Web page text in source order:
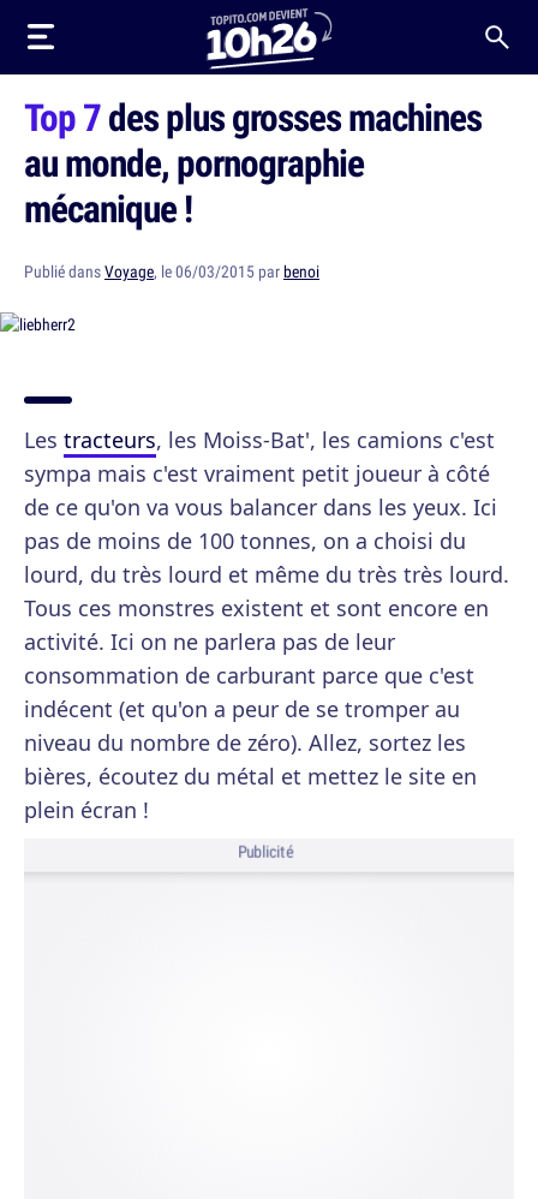
Top 7des plus grosses machines
au monde, pornographie
mécanique !
Publié dansVoyage, le 06/03/2015 parbenoi
Les tracteurs, les Moiss-Bat', les camions c'est
sympa mais c'est vraiment petit joueur à côté
de ce qu'on va vous balancer dans les yeux. Ici
pas de moins de 100 tonnes, on a choisi du
lourd, du très lourd et même du très très lourd.
Tous ces monstres existent et sont encore en
activité. Ici on ne parlera pas de leur
consommation de carburant parce que c'est
indécent (et qu'on a peur de se tromper au
niveau du nombre de zéro). Allez, sortez les
bières, écoutez du métal et mettez le site en
plein écran !
Publicité